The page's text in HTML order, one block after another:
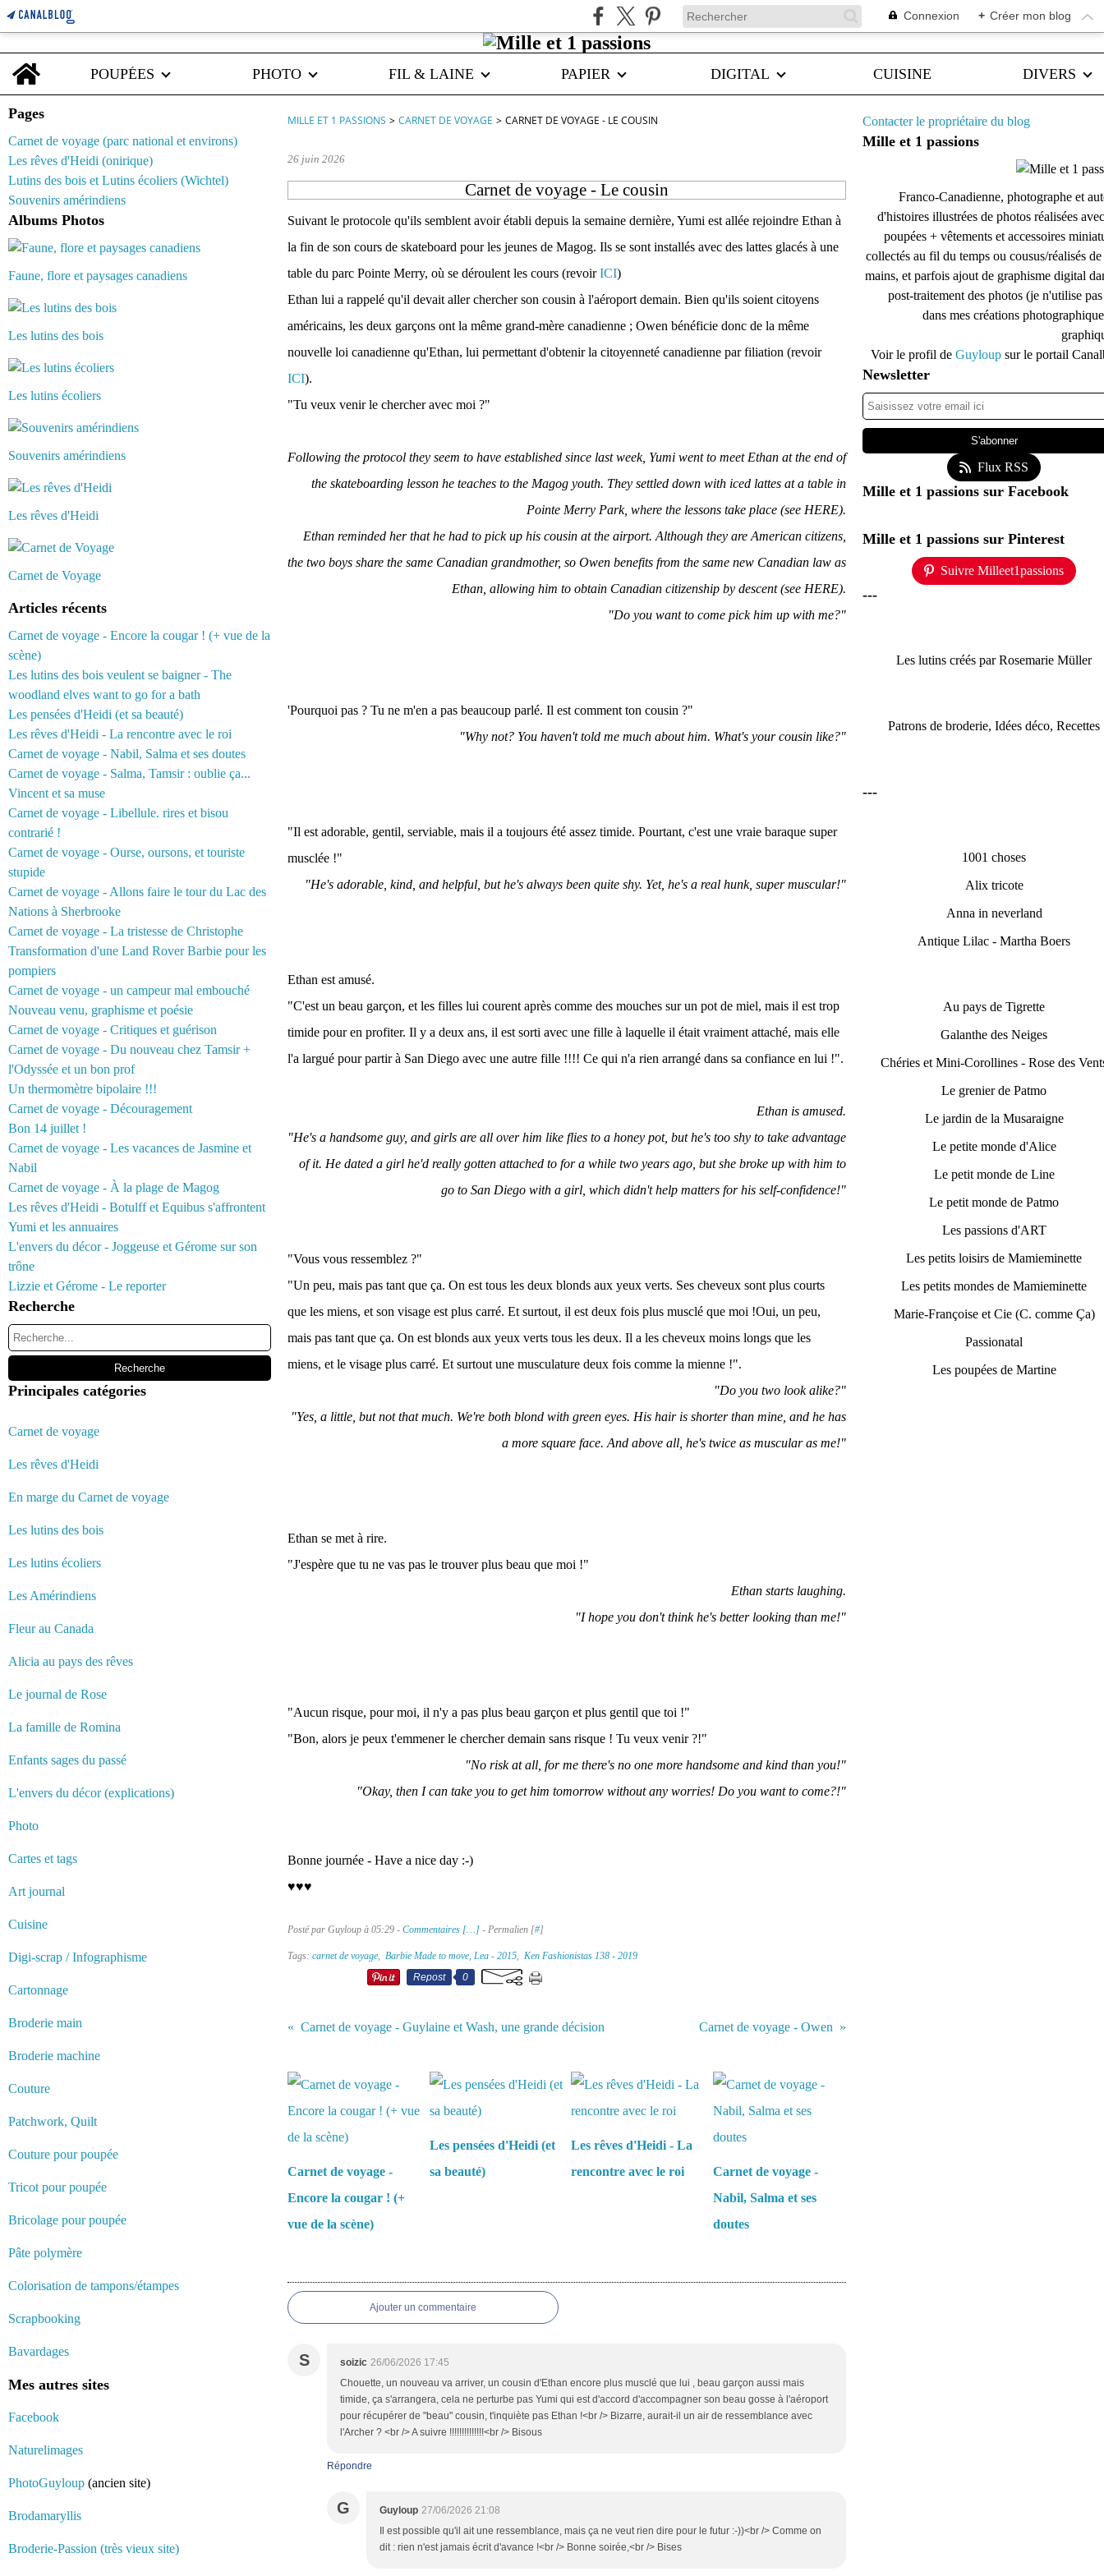
Connexion + Créer mon blog
Home
POUPÉES
PHOTO FIL & LAINE PAPIER DIGITAL CUISINE DIVERS
Pages
Carnet de voyage (parc national et environs)
Les rêves d'Heidi (onirique)
Lutins des bois et Lutins écoliers (Wichtel)
Souvenirs amérindiens
Albums Photos
Faune, flore et paysages canadiens
Les lutins des bois
Les lutins écoliers
Souvenirs amérindiens
Les rêves d'Heidi
Carnet de Voyage
Articles récents
Carnet de voyage - Encore la cougar ! (+ vue de la
scène)
Les lutins des bois veulent se baigner - The
woodland elves want to go for a bath
Les pensées d'Heidi (et sa beauté)
Les rêves d'Heidi - La rencontre avec le roi
Carnet de voyage - Nabil, Salma et ses doutes
Carnet de voyage - Salma, Tamsir : oublie ça...
Vincent et sa muse
Carnet de voyage - Libellule. rires et bisou
contrarié !
Carnet de voyage - Ourse, oursons, et touriste
stupide
Carnet de voyage - Allons faire le tour du Lac des
Nations à Sherbrooke
Carnet de voyage - La tristesse de Christophe
Transformation d'une Land Rover Barbie pour les
pompiers
Carnet de voyage - un campeur mal embouché
Nouveau venu, graphisme et poésie
Carnet de voyage - Critiques et guérison
Carnet de voyage - Du nouveau chez Tamsir +
l'Odyssée et un bon prof
Un thermomètre bipolaire !!!
Carnet de voyage - Découragement
Bon 14 juillet !
Carnet de voyage - Les vacances de Jasmine et
Nabil
Carnet de voyage - À la plage de Magog
Les rêves d'Heidi - Botulff et Equibus s'affrontent
Yumi et les annuaires
L'envers du décor - Joggeuse et Gérome sur son
trône
Lizzie et Gérome - Le reporter
Recherche
Principales catégories
Carnet de voyage
Les rêves d'Heidi
En marge du Carnet de voyage
Les lutins des bois
Les lutins écoliers
Les Amérindiens
Fleur au Canada
Alicia au pays des rêves
Le journal de Rose
La famille de Romina
Enfants sages du passé
L'envers du décor (explications)
Photo
Cartes et tags
Art journal
Cuisine
Digi-scrap / Infographisme
Cartonnage
Broderie main
Broderie machine
Couture
Patchwork, Quilt
Couture pour poupée
Tricot pour poupée
Bricolage pour poupée
Pâte polymère
Colorisation de tampons/étampes
Scrapbooking
Bavardages
Mes autres sites
Facebook
Naturelimages
PhotoGuyloup (ancien site)
Brodamaryllis
Broderie-Passion (très vieux site)
MILLE ET 1 PASSIONS > CARNET DE VOYAGE > CARNET DE VOYAGE - LE COUSIN
26 juin 2026
Carnet de voyage - Le cousin
Suivant le protocole qu'ils semblent avoir établi depuis la semaine dernière, Yumi est allée rejoindre Ethan à
la fin de son cours de skateboard pour les jeunes de Magog. Ils se sont installés avec des lattes glacés à une
table du parc Pointe Merry, où se déroulent les cours (revoirICI)
Ethan lui a rappelé qu'il devait aller chercher son cousin à l'aéroport demain. Bien qu'ils soient citoyens
américains, les deux garçons ont la même grand-mère canadienne ; Owen bénéficie donc de la même
nouvelle loi canadienne qu'Ethan, lui permettant d'obtenir la citoyenneté canadienne par filiation (revoir
ICI).
"Tu veux venir le chercher avec moi ?"
Following the protocol they seem to have established since last week, Yumi went to meet Ethan at the end of
the skateboarding lesson he teaches to the Magog youth. They settled down with iced lattes at a table in
Pointe Merry Park, where the lessons take place (see HERE).
Ethan reminded her that he had to pick up his cousin at the airport. Although they are American citizens,
the two boys share the same Canadian grandmother, so Owen benefits from the same new Canadian law as
Ethan, allowing him to obtain Canadian citizenship by descent (see HERE).
"Do you want to come pick him up with me?"
'Pourquoi pas ? Tu ne m'en a pas beaucoup parlé. Il est comment ton cousin ?"
"Why not? You haven't told me much about him. What's your cousin like?"
"Il est adorable, gentil, serviable, mais il a toujours été assez timide. Pourtant, c'est une vraie baraque super
musclée !"
"He's adorable, kind, and helpful, but he's always been quite shy. Yet, he's a real hunk, super muscular!"
Ethan est amusé.
"C'est un beau garçon, et les filles lui courent après comme des mouches sur un pot de miel, mais il est trop
timide pour en profiter. Il y a deux ans, il est sorti avec une fille à laquelle il était vraiment attaché, mais elle
l'a largué pour partir à San Diego avec une autre fille !!!! Ce qui n'a rien arrangé dans sa confiance en lui !".
Ethan is amused.
"He's a handsome guy, and girls are all over him like flies to a honey pot, but he's too shy to take advantage
of it. He dated a girl he'd really gotten attached to for a while two years ago, but she broke up with him to
go to San Diego with a girl, which didn't help matters for his self-confidence!"
"Vous vous ressemblez ?"
"Un peu, mais pas tant que ça. On est tous les deux blonds aux yeux verts. Ses cheveux sont plus courts
que les miens, et son visage est plus carré. Et surtout, il est deux fois plus musclé que moi !Oui, un peu,
mais pas tant que ça. On est blonds aux yeux verts tous les deux. Il a les cheveux moins longs que les
miens, et le visage plus carré. Et surtout une musculature deux fois comme la mienne !".
"Do you two look alike?"
"Yes, a little, but not that much. We're both blond with green eyes. His hair is shorter than mine, and he has
a more square face. And above all, he's twice as muscular as me!"
Ethan se met à rire.
"J'espère que tu ne vas pas le trouver plus beau que moi !"
Ethan starts laughing.
"I hope you don't think he's better looking than me!"
"Aucun risque, pour moi, il n'y a pas plus beau garçon et plus gentil que toi !"
"Bon, alors je peux t'emmener le chercher demain sans risque ! Tu veux venir ?!"
"No risk at all, for me there's no one more handsome and kind than you!"
"Okay, then I can take you to get him tomorrow without any worries! Do you want to come?!"
Bonne journée - Have a nice day :-)
♥♥♥
Posté par Guyloup à 05:29 - Commentaires […] - Permalien [#]
Tags: carnet de voyage, Barbie Made to move, Lea - 2015, Ken Fashionistas 138 - 2019
Repost
0
Carnet de voyage - Guylaine et Wash, une grande décision Carnet de voyage - Owen
Carnet de voyage -
Encore la cougar ! (+
vue de la scène)
Les pensées d'Heidi (et
sa beauté)
Les rêves d'Heidi - La
rencontre avec le roi
Carnet de voyage -
Nabil, Salma et ses
doutes
Ajouter un commentaire
S soizic 26/06/2026 17:45
Chouette, un nouveau va arriver, un cousin d'Ethan encore plus musclé que lui , beau garçon aussi mais
timide, ça s'arrangera, cela ne perturbe pas Yumi qui est d'accord d'accompagner son beau gosse à l'aéroport
pour récupérer de "beau" cousin, t'inquiète pas Ethan !<br /> Bizarre, aurait-il un air de ressemblance avec
l'Archer ? <br /> A suivre !!!!!!!!!!!!!!<br /> Bisous
Répondre
G Guyloup 27/06/2026 21:08
Il est possible qu'il ait une ressemblance, mais ça ne veut rien dire pour le futur :-))<br /> Comme on
dit : rien n'est jamais écrit d'avance !<br /> Bonne soirée,<br /> Bises
Contacter le propriétaire du blog
Mille et 1 passions
Franco-Canadienne, photographe et
d'histoires illustrées de photos réalisées
poupées + vêtements et accessoires
collectés au fil du temps ou cousus/réalisés de
mains, et parfois ajout de graphisme digital
post-traitement des photos (je n'utilise
dans mes créations
Voir le profil de Guyloup sur le portail
Newsletter
Flux RSS
Mille et 1 passions sur Facebook
Mille et 1 passions sur Pinterest
Suivre Milleet1passions
---
Les lutins créés par Rosemarie Müller
Patrons de broderie, Idées déco, Recettes
---
1001 choses
Alix tricote
Anna in neverland
Antique Lilac - Martha Boers
Au pays de Tigrette
Galanthe des Neiges
Chéries et Mini-Corollines - Rose des
Le grenier de Patmo
Le jardin de la Musaraigne
Le petite monde d'Alice
Le petit monde de Line
Le petit monde de Patmo
Les passions d'ART
Les petits loisirs de Mamieminette
Les petits mondes de Mamieminette
Marie-Françoise et Cie (C. comme Ça)
Passionatal
Les poupées de Martine